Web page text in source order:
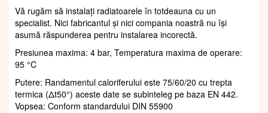
Vă rugăm să instalați radiatoarele în totdeauna cu un
specialist. Nici fabricantul și nici compania noastră nu își
asumă răspunderea pentru instalarea incorectă.
Presiunea maxima: 4 bar, Temperatura maxima de operare:
95 °C
Putere: Randamentul caloriferului este 75/60/20 cu trepta
termica (Δt50°) aceste date se subinteleg pe baza EN 442.
Vopsea: Conform standardului DIN 55900